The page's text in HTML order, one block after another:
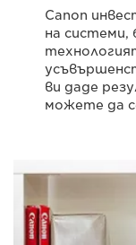
Canon
на системи,
ви даде
можете да